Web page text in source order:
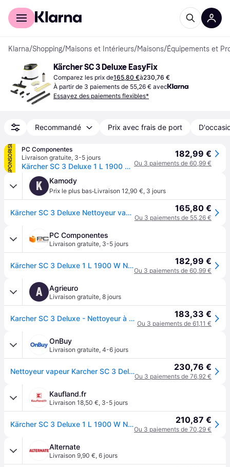
Acheter avec Klarna
Klarna/Shopping/Maisons et Intérieurs/Maisons/Équipements et
Kärcher SC 3 Deluxe EasyFix
Comparez les prix de165,80 €à230,76 €
À partir de 3 paiements de 55,26 € avec
Essayez des paiements flexibles*
Recommandé Prix avec frais de port
SPONSORISÉ
PC Componentes
Livraison gratuite, 3-5 jours
Kärcher SC 3 Deluxe 1 L 1900 W Noir, Blanc
182,99 €
Ou 3 paiements de 60,99 €
K Kamody
Prix le plus bas·Livraison 12,90 €, 3 jours
Kärcher SC 3 Deluxe Nettoyeur vapeur (1900W/3,5bar/1L) 1.513-430.0 165,80 €
Ou 3 paiements de 55,26 €
PC Componentes
Livraison gratuite, 3-5 jours
Kärcher SC 3 Deluxe 1 L 1900 W Noir, Blanc 182,99 €
Ou 3 paiements de 60,99 €
A Agrieuro
Livraison gratuite, 8 jours
Karcher SC 3 Deluxe - Nettoyeur à vapeur - 1900 W 183,33 €
Ou 3 paiements de 61,11 €
OnBuy
Livraison gratuite, 4-6 jours
Nettoyeur vapeur Karcher SC 3 Deluxe Easyfix - Pression 3.5 bar- Débit vapeur 40 g/min- Temps de chauffe rapide- Kit sols Easyfix 230,76 €
Ou 3 paiements de 76,92 €
Kaufland.fr
Livraison 18,50 €, 3-5 jours
Kärcher SC 3 Deluxe 1 L 1900 W Noir, Blanc 210,87 €
Ou 3 paiements de 70,29 €
Alternate
Livraison 9,90 €, 6 jours